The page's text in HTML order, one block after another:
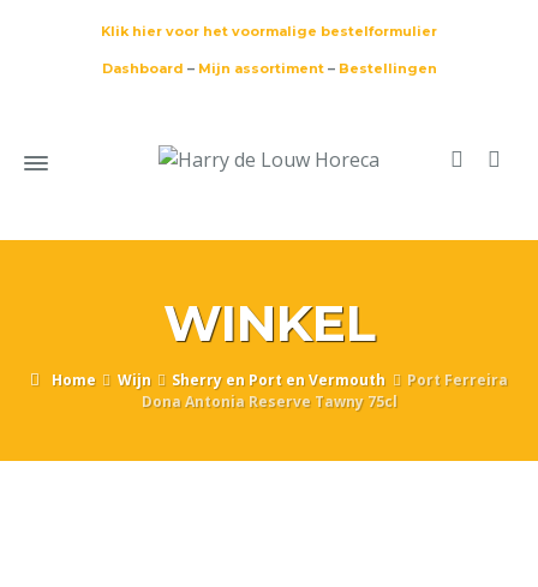
Klik hier voor het voormalige bestelformulier
Dashboard – Mijn assortiment– Bestellingen
WINKEL
Home Wijn Sherry en Port en Vermouth
Port Ferreira
Dona Antonia Reserve Tawny 75cl